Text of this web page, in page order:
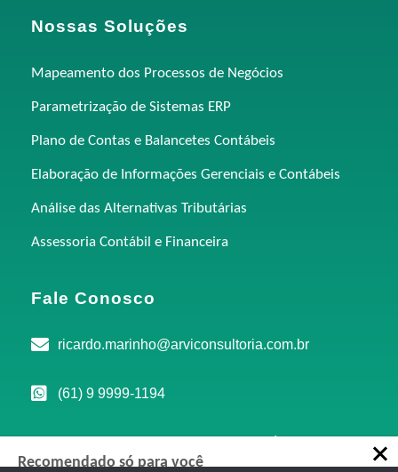
Nossas Soluções
Mapeamento dos Processos de Negócios
Parametrização de Sistemas ERP
Plano de Contas e Balancetes Contábeis
Elaboração de Informações Gerenciais e Contábeis
Análise das Alternativas Tributárias
Assessoria Contábil e Financeira
Fale Conosco
ricardo.marinho@arviconsultoria.com.br
(61) 9 9999-1194
Marista, Goiânia-GO, 74150-040
Recomendado só para você